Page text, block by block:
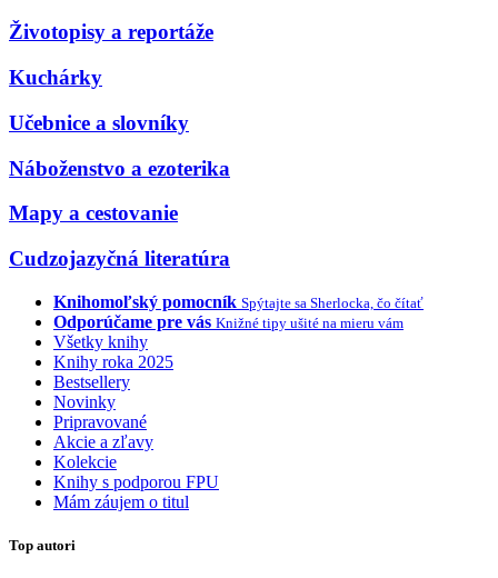
Životopisy a reportáže
Kuchárky
Učebnice a slovníky
Náboženstvo a ezoterika
Mapy a cestovanie
Cudzojazyčná literatúra
Knihomoľský pomocník Spýtajte sa Sherlocka, čo čítať
Odporúčame pre vás Knižné tipy ušité na mieru vám
Všetky knihy
Knihy roka 2025
Bestsellery
Novinky
Pripravované
Akcie a zľavy
Kolekcie
Knihy s podporou FPU
Mám záujem o titul
Top autori